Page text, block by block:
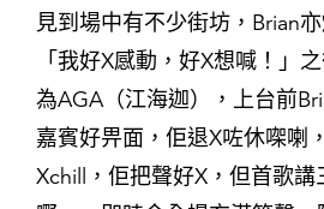
見到場中有不少街坊，Brian
「我好X感動，好X想喊！」
為AGA（江海迦），上台前
嘉賓好畀面，佢退X咗休㗎喇
Xchill，佢把聲好X，但首歌講